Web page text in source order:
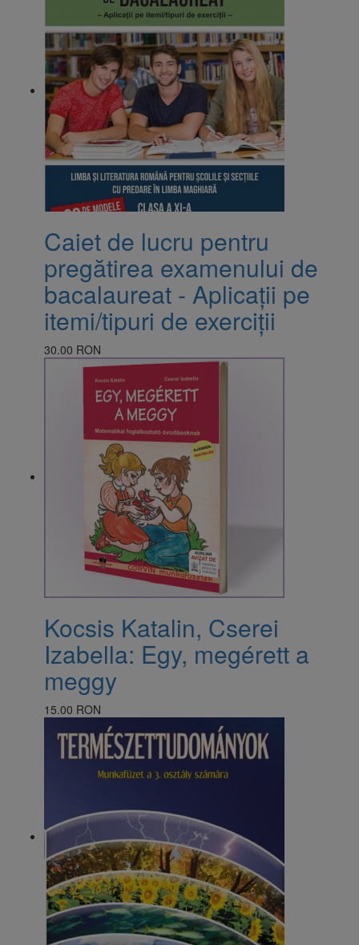
Caiet de lucru pentru
pregătirea examenului de
bacalaureat - Aplicații pe
itemi/tipuri de exerciții
30.00 RON
​Kocsis Katalin, Cserei
Izabella: Egy, megérett a
meggy
15.00 RON